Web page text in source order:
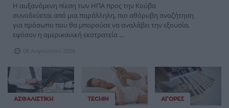
Η αυξανόμενη πίεση των ΗΠΑ προς την Κούβα
συνοδεύεται από μια παράλληλη, πιο αθόρυβη αναζήτηση
για πρόσωπο που θα μπορούσε να αναλάβει την εξουσία,
εφόσον η αμερικανική εκστρατεία ...
08 Αυγούστου 2026
ΑΣΦΑΛΙΣΤΙΚΉ TECHIN ΑΓΟΡΈΣ